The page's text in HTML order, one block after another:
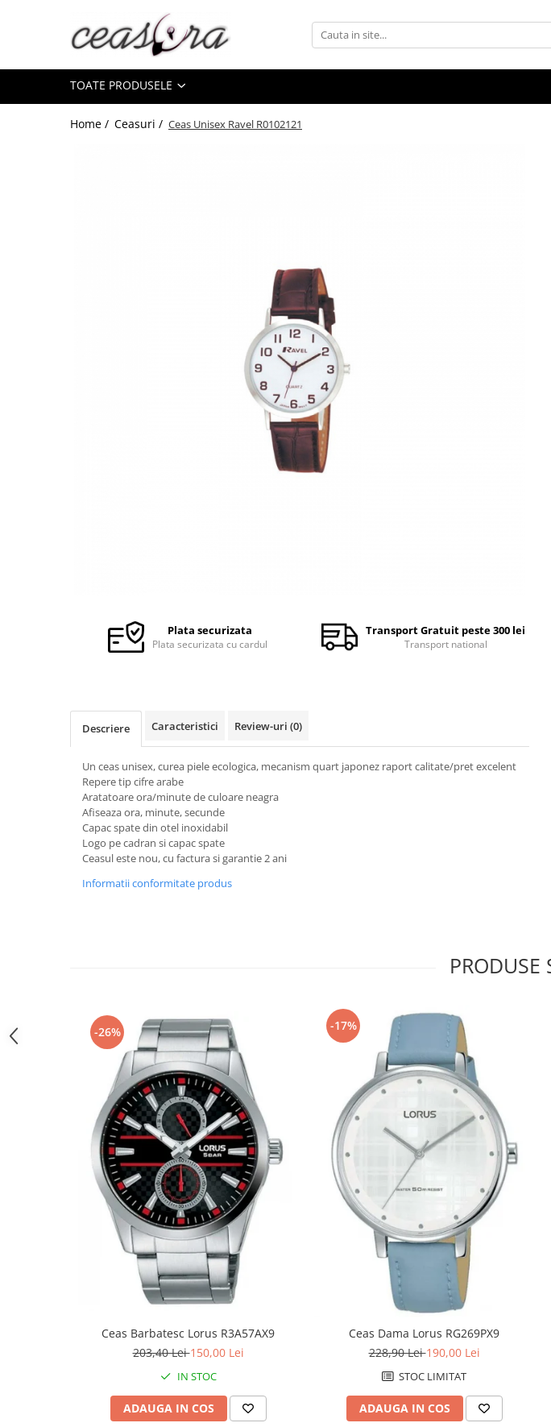
Toate Produsele
AA, AAA, 9V
Accesorii baterii
Curele Casio
Curele cauciuc
Curele Garmin
Curele metalice
Curele militare
Curele Samsung Watch
Curele textile
Dispozitive Bratari
Dispozitive Margelit
Fierastraie / Panze
Mandrine si Burghie
Modelarea Metalului
Nicovale si Suporti
PROMOTII Curele Apple Watch
PROMOTII Curele Garmin
PROMOTII Scule Ceasornicar
Scule si Accesorii Ceasuri
TOATE PRODUSELE
Home / Ceasuri / Ceas Unisex Ravel R0102121
Plata securizata
Plata securizata cu cardul
Transport Gratuit peste 300 lei
Transport national
Descriere Caracteristici Review-uri (0)
Un ceas unisex, curea piele ecologica, mecanism quart japonez raport calitate/pret excelent
Repere tip cifre arabe
Aratatoare ora/minute de culoare neagra
Afiseaza ora, minute, secunde
Capac spate din otel inoxidabil
Logo pe cadran si capac spate
Ceasul este nou, cu factura si garantie 2 ani
Informatii conformitate produs
PRODUSE
-26%
Ceas Barbatesc Lorus R3A57AX9
203,40 Lei150,00 Lei
IN STOC
ADAUGA IN COS
-17%
Ceas Dama Lorus RG269PX9
228,90 Lei190,00 Lei
STOC LIMITAT
ADAUGA IN COS